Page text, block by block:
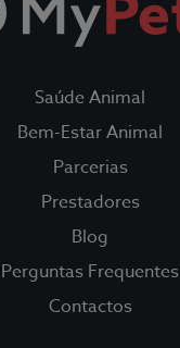
Saúde Animal
Bem-Estar Animal
Parcerias
Prestadores
Blog
Perguntas Frequentes
Contactos